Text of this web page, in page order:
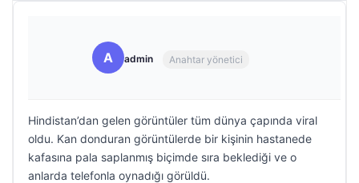
A admin Anahtar yönetici
Hindistan’dan gelen görüntüler tüm dünya çapında viral
oldu. Kan donduran görüntülerde bir kişinin hastanede
kafasına pala saplanmış biçimde sıra beklediği ve o
anlarda telefonla oynadığı görüldü.